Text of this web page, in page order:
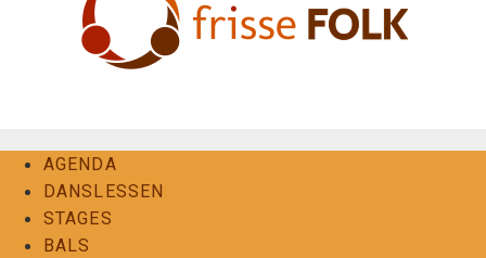
AGENDA
DANSLESSEN
STAGES
BALS